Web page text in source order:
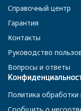
Справочный центр
Гарантия
Контакты
Руководство
Вопросы и ответы
Политика